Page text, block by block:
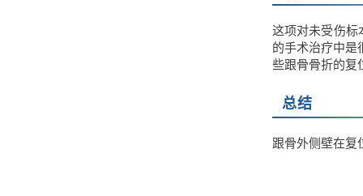
这项对未受伤标
的手术治疗中是
些跟骨骨折的复
总结
跟骨外侧壁在复